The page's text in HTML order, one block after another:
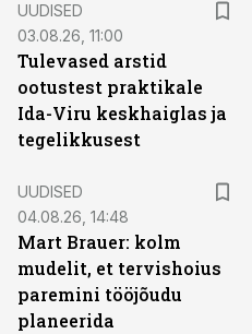
UUDISED
03.08.26, 11:00
Tulevased arstid
ootustest praktikale
Ida-Viru keskhaiglas ja
tegelikkusest
UUDISED
04.08.26, 14:48
Mart Brauer: kolm
mudelit, et tervishoius
paremini tööjõudu
planeerida